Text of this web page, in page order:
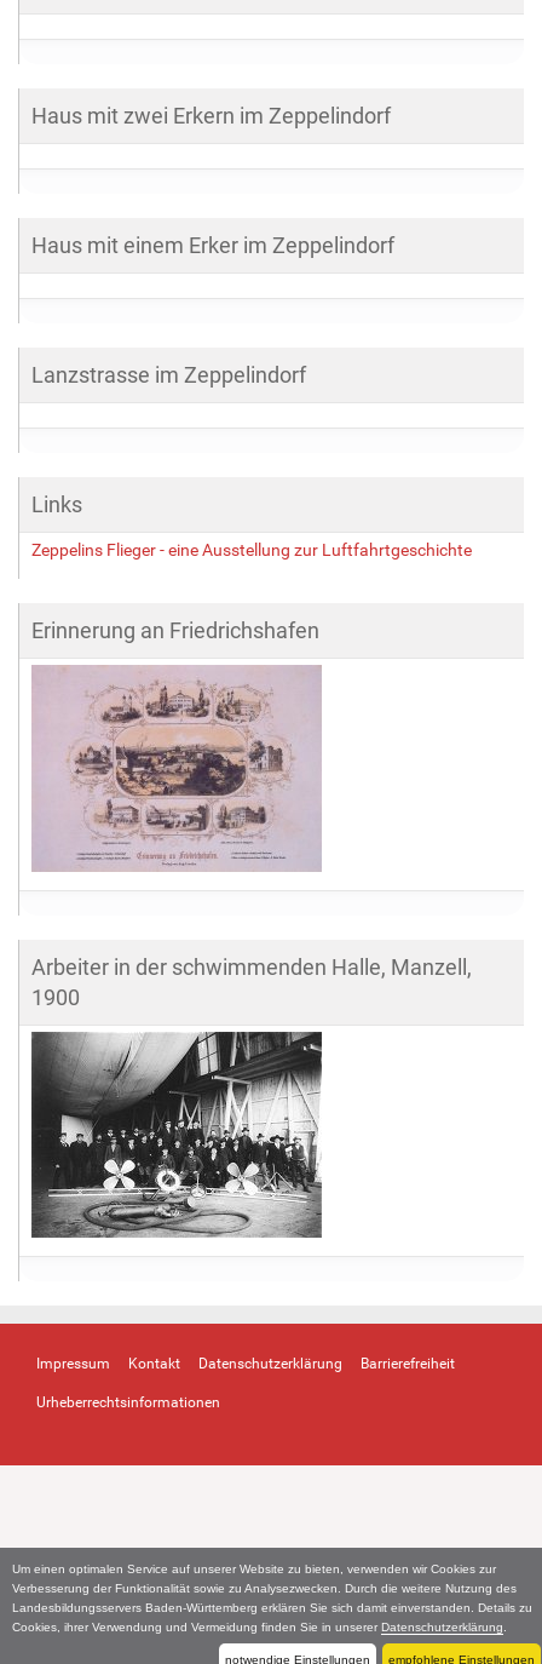
Um einen optimalen Service auf unserer Website zu bieten, verwenden wir Cookies zur
Verbesserung der Funktionalität sowie zu Analysezwecken. Durch die weitere Nutzung des
Landesbildungsservers Baden-Württemberg erklären Sie sich damit einverstanden. Details zu
Cookies, ihrer Verwendung und Vermeidung finden Sie in unserer Datenschutzerklärung
notwendige Einstellungen empfohlene Einstellungen
Haus mit zwei Erkern im Zeppelindorf
Haus mit einem Erker im Zeppelindorf
Lanzstrasse im Zeppelindorf
Links
Zeppelins Flieger - eine Ausstellung zur Luftfahrtgeschichte
Erinnerung an Friedrichshafen
Arbeiter in der schwimmenden Halle, Manzell,
1900
Impressum Kontakt Datenschutzerklärung Barrierefreiheit
Urheberrechtsinformationen